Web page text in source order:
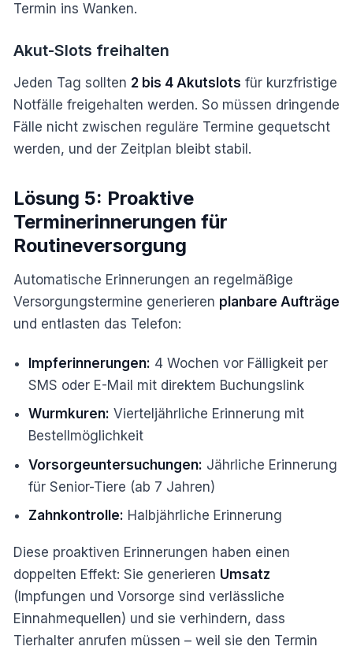
Termin ins Wanken.
Akut-Slots freihalten
Jeden Tag sollten 2 bis 4 Akutslots für kurzfristige
Notfälle freigehalten werden. So müssen dringende
Fälle nicht zwischen reguläre Termine gequetscht
werden, und der Zeitplan bleibt stabil.
Lösung 5: Proaktive
Terminerinnerungen für
Routineversorgung
Automatische Erinnerungen an regelmäßige
Versorgungstermine generieren planbare Aufträge
und entlasten das Telefon:
Impferinnerungen: 4 Wochen vor Fälligkeit per
SMS oder E-Mail mit direktem Buchungslink
Wurmkuren: Vierteljährliche Erinnerung mit
Bestellmöglichkeit
Vorsorgeuntersuchungen: Jährliche Erinnerung
für Senior-Tiere (ab 7 Jahren)
Zahnkontrolle: Halbjährliche Erinnerung
Diese proaktiven Erinnerungen haben einen
doppelten Effekt: Sie generieren Umsatz
(Impfungen und Vorsorge sind verlässliche
Einnahmequellen) und sie verhindern, dass
Tierhalter anrufen müssen – weil sie den Termin